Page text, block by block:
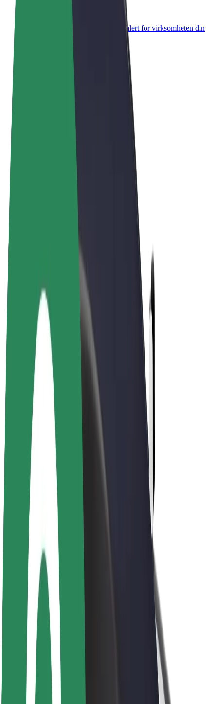
Bolt-produkter og tjenester oppskalert for virksomheten din
Bolt Pluss
Tjen med Bolt
Sjåfører
Sjåførinntekter
Leveringsbud
Inntekter for leveringsbud
Bolt Food-partnere
Flåter
Franchiser
Bedrift
Karrierer
Om Bolt
Bærekraft hos Bolt
Prosjekt Zero
Blogg
Nyhetsrom
Retningslinjer for varemerke
Oppdrag
Investorrelasjoner
Ledelse
Merkevare
Media
Urban Fund
Sikkerhet